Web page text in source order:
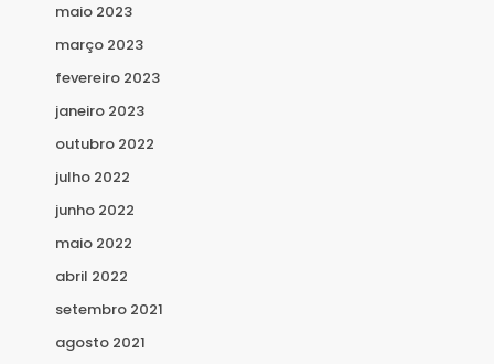
maio 2023
março 2023
fevereiro 2023
janeiro 2023
outubro 2022
julho 2022
junho 2022
maio 2022
abril 2022
setembro 2021
agosto 2021